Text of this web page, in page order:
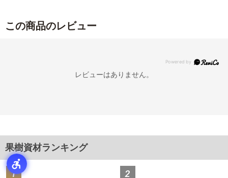
この商品のレビュー
レビューはありません。
果樹資材ランキング